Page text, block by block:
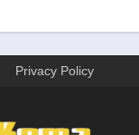
Privacy Policy